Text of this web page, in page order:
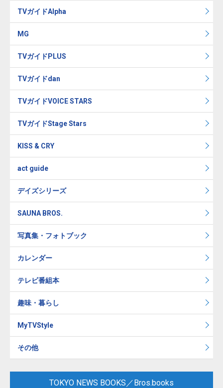
TVガイドAlpha
MG
TVガイドPLUS
TVガイドdan
TVガイドVOICE STARS
TVガイドStage Stars
KISS & CRY
act guide
デイズシリーズ
SAUNA BROS.
写真集・フォトブック
カレンダー
テレビ番組本
趣味・暮らし
MyTVStyle
その他
TOKYO NEWS BOOKS／Bros.books